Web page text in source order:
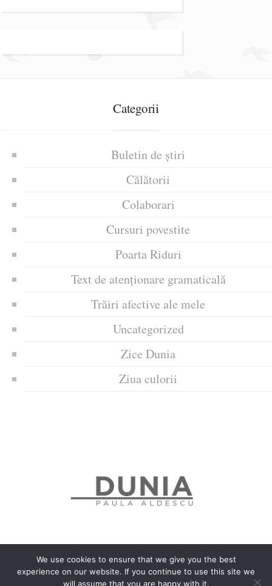
Categorii
Buletin de știri
Călătorii
Colaborari
Cursuri povestite
Poarta Riduri
Text de atenționare gramaticală
Trăiri afective ale mele
Uncategorized
Zice Dunia
Ziua culorii
Politica de confidențialitate Politică privind fișierele cookies
We use cookies to ensure that we give you the best
experience on our website. If you continue to use this site we
will assume that you are happy with it.